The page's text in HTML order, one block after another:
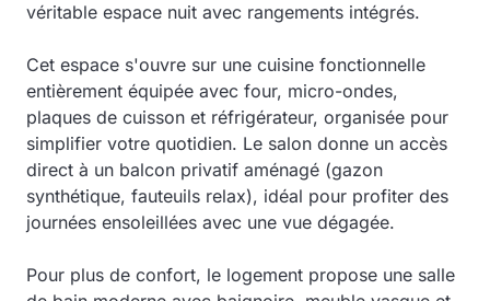
véritable espace nuit avec rangements intégrés.
Cet espace s'ouvre sur une cuisine fonctionnelle
entièrement équipée avec four, micro-ondes,
plaques de cuisson et réfrigérateur, organisée pour
simplifier votre quotidien. Le salon donne un accès
direct à un balcon privatif aménagé (gazon
synthétique, fauteuils relax), idéal pour profiter des
journées ensoleillées avec une vue dégagée.
Pour plus de confort, le logement propose une salle